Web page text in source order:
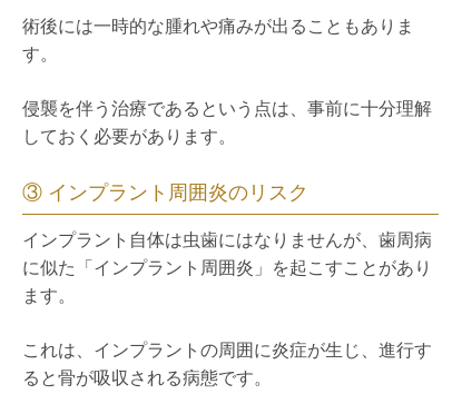
術後には一時的な腫れや痛みが出ることもありま
す。
侵襲を伴う治療であるという点は、事前に十分理解
しておく必要があります。
③ インプラント周囲炎のリスク
インプラント自体は虫歯にはなりませんが、歯周病
に似た「インプラント周囲炎」を起こすことがあり
ます。
これは、インプラントの周囲に炎症が生じ、進行す
ると骨が吸収される病態です。